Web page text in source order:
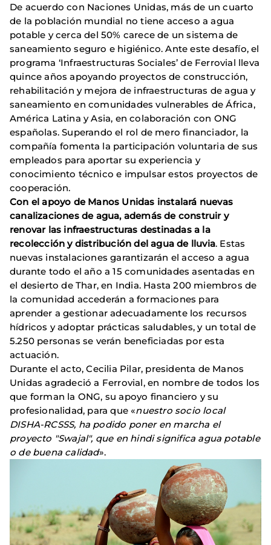
De acuerdo con Naciones Unidas, más de un cuarto
de la población mundial no tiene acceso a agua
potable y cerca del 50% carece de un sistema de
saneamiento seguro e higiénico. Ante este desafío, el
programa ‘Infraestructuras Sociales’ de Ferrovial lleva
quince años apoyando proyectos de construcción,
rehabilitación y mejora de infraestructuras de agua y
saneamiento en comunidades vulnerables de África,
América Latina y Asia, en colaboración con ONG
españolas. Superando el rol de mero financiador, la
compañía fomenta la participación voluntaria de sus
empleados para aportar su experiencia y
conocimiento técnico e impulsar estos proyectos de
cooperación.
Con el apoyo de Manos Unidas instalará nuevas
canalizaciones de agua, además de construir y
renovar las infraestructuras destinadas a la
recolección y distribución del agua de lluvia. Estas
nuevas instalaciones garantizarán el acceso a agua
durante todo el año a 15 comunidades asentadas en
el desierto de Thar, en India. Hasta 200 miembros de
la comunidad accederán a formaciones para
aprender a gestionar adecuadamente los recursos
hídricos y adoptar prácticas saludables, y un total de
5.250 personas se verán beneficiadas por esta
actuación.
Durante el acto, Cecilia Pilar, presidenta de Manos
Unidas agradeció a Ferrovial, en nombre de todos los
que forman la ONG, su apoyo financiero y su
profesionalidad, para que «nuestro socio local
DISHA-RCSSS, ha podido poner en marcha el
proyecto "Swajal", que en hindi significa agua potable
o de buena calidad».